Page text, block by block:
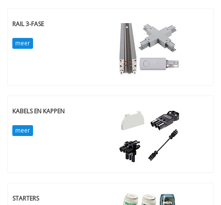
RAIL 3-FASE
meer
KABELS EN KAPPEN
meer
STARTERS